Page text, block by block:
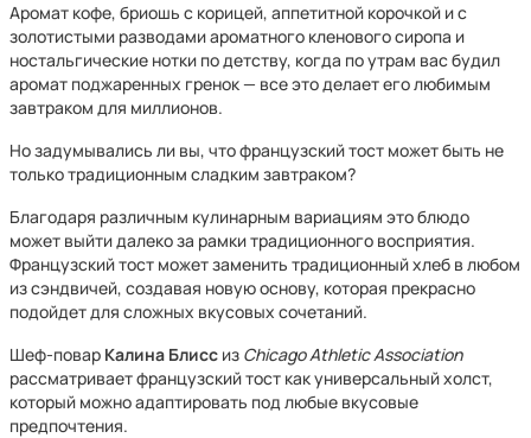
Аромат кофе, бриошь с корицей, аппетитной корочкой и с
золотистыми разводами ароматного кленового сиропа и
ностальгические нотки по детству, когда по утрам вас будил
аромат поджаренных гренок — все это делает его любимым
завтраком для миллионов.
Но задумывались ли вы, что французский тост может быть не
только традиционным сладким завтраком?
Благодаря различным кулинарным вариациям это блюдо
может выйти далеко за рамки традиционного восприятия.
Французский тост может заменить традиционный хлеб в любом
из сэндвичей, создавая новую основу, которая прекрасно
подойдет для сложных вкусовых сочетаний.
Шеф-повар Калина Блисс из Chicago Athletic Association
рассматривает французский тост как универсальный холст,
который можно адаптировать под любые вкусовые
предпочтения.